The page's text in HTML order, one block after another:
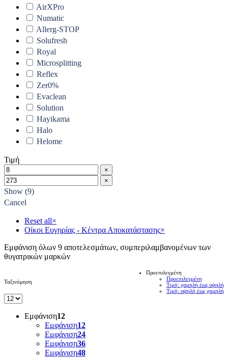
AirXPro
Numatic
Allerg-STOP
Solufresh
Royal
Microsplitting
Reflex
Zer0%
Evaclean
Solution
Hayikama
Halo
Helome
Τιμή
×
×
Show (9)
Cancel
Reset all×
Οίκοι Ευγηρίας - Κέντρα Αποκατάστασης×
Εμφάνιση όλων 9 αποτελεσμάτων, συμπεριλαμβανομένων των
θυγατρικών μαρκών
Ταξινόμηση
Προεπιλεγμένη
Προεπιλεγμένη
Τιμή: χαμηλή έως υψηλή
Τιμή: υψηλή έως χαμηλή
Εμφάνιση12
Εμφάνιση12
Εμφάνιση24
Εμφάνιση36
Εμφάνιση48